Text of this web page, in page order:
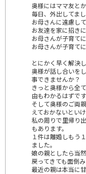
奥様にはママ友と
毎日、外出してま
お母さんに遠慮し
お友達を家に招き
お母さんが子育て
お母さんが子育て
とにかく早く解決
奥様が話し合いを
事できませんか？
きっと奥様から全
由もわかるはずです
そして奥様のご両
えておかないとい
私の周りで里帰り
もあります。
１件は離婚しもう
ました。
娘の親としたら当
戻ってきても面倒
最近の親は本当に